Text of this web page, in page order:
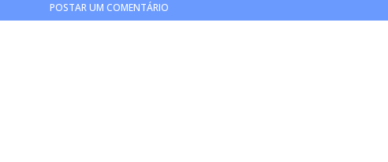
POSTAR UM COMENTÁRIO